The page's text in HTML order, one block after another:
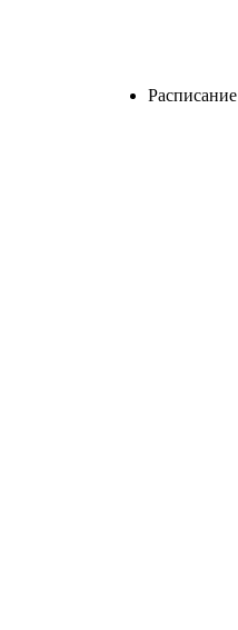
Расписание